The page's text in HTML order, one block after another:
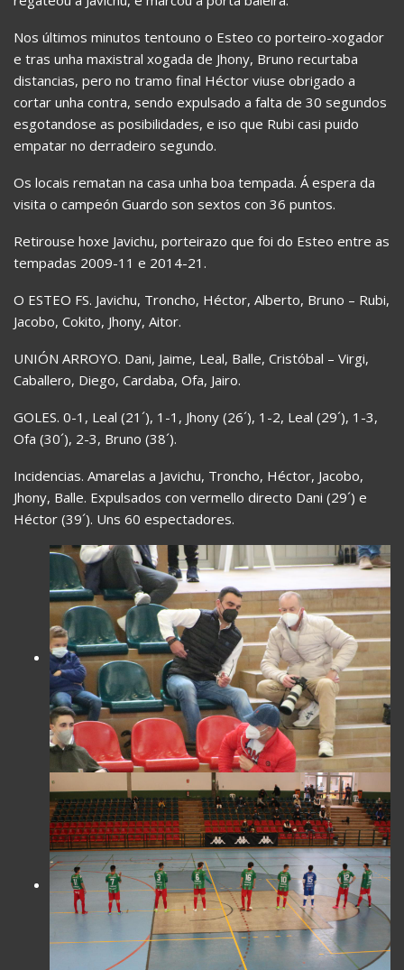
Nos últimos minutos tentouno o Esteo co porteiro-xogador
e tras unha maxistral xogada de Jhony, Bruno recurtaba
distancias, pero no tramo final Héctor viuse obrigado a
cortar unha contra, sendo expulsado a falta de 30 segundos
esgotandose as posibilidades, e iso que Rubi casi puido
empatar no derradeiro segundo.
Os locais rematan na casa unha boa tempada. Á espera da
visita o campeón Guardo son sextos con 36 puntos.
Retirouse hoxe Javichu, porteirazo que foi do Esteo entre as
tempadas 2009-11 e 2014-21.
O ESTEO FS. Javichu, Troncho, Héctor, Alberto, Bruno – Rubi,
Jacobo, Cokito, Jhony, Aitor.
UNIÓN ARROYO. Dani, Jaime, Leal, Balle, Cristóbal – Virgi,
Caballero, Diego, Cardaba, Ofa, Jairo.
GOLES. 0-1, Leal (21´), 1-1, Jhony (26´), 1-2, Leal (29´), 1-3,
Ofa (30´), 2-3, Bruno (38´).
Incidencias. Amarelas a Javichu, Troncho, Héctor, Jacobo,
Jhony, Balle. Expulsados con vermello directo Dani (29´) e
Héctor (39´). Uns 60 espectadores.